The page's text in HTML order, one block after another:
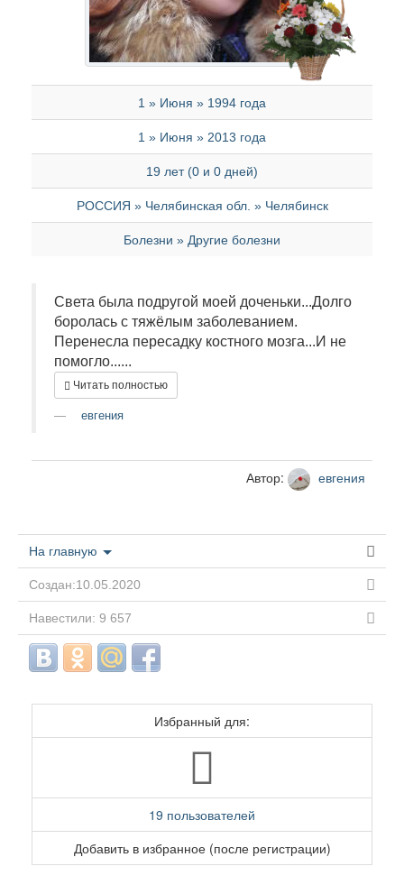
1 » Июня » 1994 года
1 » Июня » 2013 года
19 лет (0 и 0 дней)
РОССИЯ » Челябинская обл. » Челябинск
Болезни » Другие болезни
Света была подругой моей доченьки...Долго
боролась с тяжёлым заболеванием.
Перенесла пересадку костного мозга...И не
помогло......
Читать полностью
евгения
Автор: евгения
На главную
Создан:10.05.2020
Навестили: 9 657
Избранный для:
19 пользователей
Добавить в избранное (после регистрации)